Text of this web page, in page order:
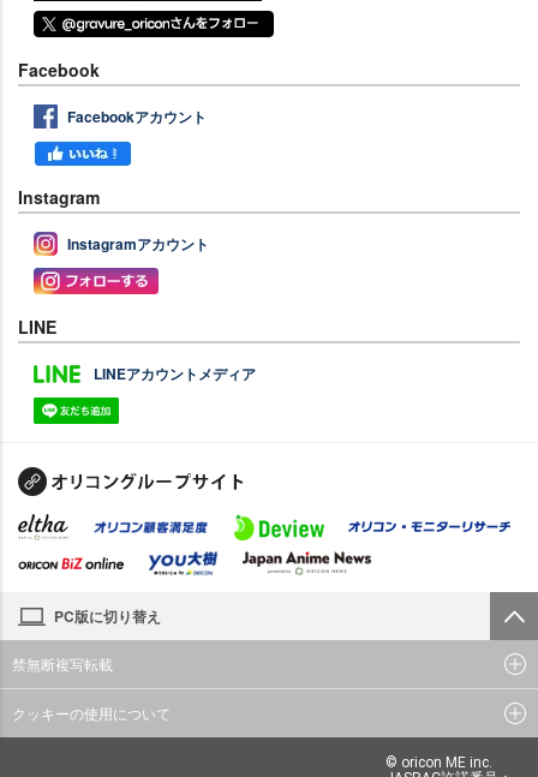
Facebook
Facebookアカウント
Instagram
Instagramアカウント
LINE
LINEアカウントメディア
PC版に切り替え
禁無断複写転載
クッキーの使用について
© oricon ME inc.